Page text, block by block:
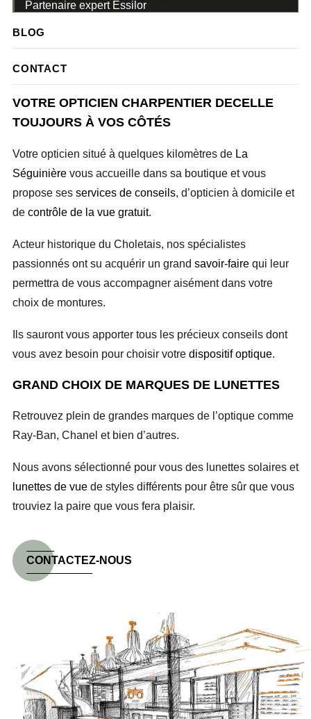
Partenaire expert Essilor
BLOG
CONTACT
VOTRE OPTICIEN CHARPENTIER DECELLE
TOUJOURS À VOS CÔTÉS
Votre opticien situé à quelques kilomètres de La
Séguinière vous accueille dans sa boutique et vous
propose ses services de conseils, d’opticien à domicile et
de contrôle de la vue gratuit.
Acteur historique du Choletais, nos spécialistes
passionnés ont su acquérir un grand savoir-faire qui leur
permettra de vous accompagner aisément dans votre
choix de montures.
Ils sauront vous apporter tous les précieux conseils dont
vous avez besoin pour choisir votre dispositif optique.
GRAND CHOIX DE MARQUES DE LUNETTES
Retrouvez plein de grandes marques de l’optique comme
Ray-Ban, Chanel et bien d’autres.
Nous avons sélectionné pour vous des lunettes solaires et
lunettes de vue de styles différents pour être sûr que vous
trouviez la paire que vous fera plaisir.
CONTACTEZ-NOUS